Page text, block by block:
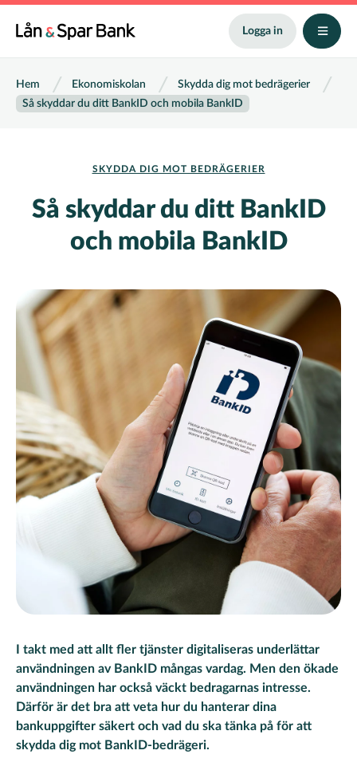
Hoppa
Logga in
Länkstig
Hem Ekonomiskolan
Skydda dig mot bedrägerier
Så skyddar du ditt BankID och mobila BankID
SKYDDA DIG MOT BEDRÄGERIER
Så skyddar du ditt BankID
och mobila BankID
I takt med att allt fler tjänster digitaliseras underlättar
användningen av BankID mångas vardag. Men den ökade
användningen har också väckt bedragarnas intresse.
Därför är det bra att veta hur du hanterar dina
bankuppgifter säkert och vad du ska tänka på för att
skydda dig mot BankID-bedrägeri.